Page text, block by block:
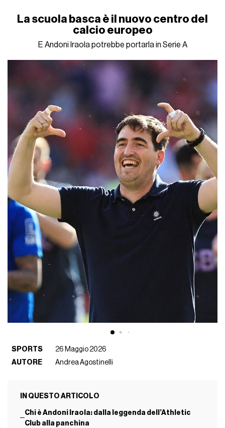
La scuola basca è il nuovo centro del
calcio europeo
E Andoni Iraola potrebbe portarla in Serie A
SPORTS
26 Maggio 2026
AUTORE
Andrea Agostinelli
IN QUESTO ARTICOLO
Chi è Andoni Iraola: dalla leggenda dell’Athletic
Club alla panchina